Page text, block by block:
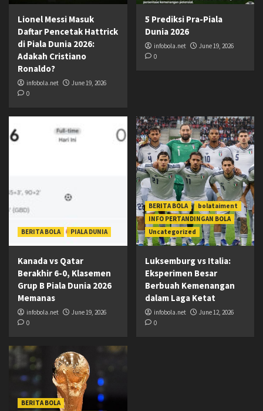
Lionel Messi Masuk
Daftar Pencetak Hattrick
di Piala Dunia 2026:
Adakah Cristiano
Ronaldo?
infobola.net
June 19, 2026
0
5 Prediksi Pra-Piala
Dunia 2026
infobola.net
June 19, 2026
0
BERITA BOLA PIALA DUNIA
Kanada vs Qatar
Berakhir 6-0, Klasemen
Grup B Piala Dunia 2026
Memanas
infobola.net
June 19, 2026
0
BERITA BOLA
bolataiment
INFO PERTANDINGAN BOLA
Uncategorized
Luksemburg vs Italia:
Eksperimen Besar
Berbuah Kemenangan
dalam Laga Ketat
infobola.net
June 12, 2026
0
BERITA BOLA